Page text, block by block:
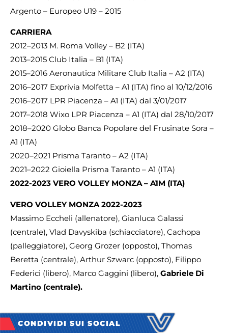
Argento – Europeo U19 – 2015
CARRIERA
2012–2013 M. Roma Volley – B2 (ITA)
2013–2015 Club Italia – B1 (ITA)
2015–2016 Aeronautica Militare Club Italia – A2 (ITA)
2016–2017 Exprivia Molfetta – A1 (ITA) fino al 10/12/2016
2016–2017 LPR Piacenza – A1 (ITA) dal 3/01/2017
2017–2018 Wixo LPR Piacenza – A1 (ITA) dal 28/10/2017
2018–2020 Globo Banca Popolare del Frusinate Sora –
A1 (ITA)
2020–2021 Prisma Taranto – A2 (ITA)
2021–2022 Gioiella Prisma Taranto – A1 (ITA)
2022-2023 VERO VOLLEY MONZA – A1M (ITA)
VERO VOLLEY MONZA 2022-2023
Massimo Eccheli (allenatore), Gianluca Galassi
(centrale), Vlad Davyskiba (schiacciatore), Cachopa
(palleggiatore), Georg Grozer (opposto), Thomas
Beretta (centrale), Arthur Szwarc (opposto), Filippo
Federici (libero), Marco Gaggini (libero), Gabriele Di
Martino (centrale).
CONDIVIDI SUI SOCIAL